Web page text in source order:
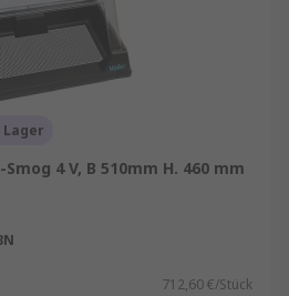
4 V, B 510mm H. 460 mm
712,60 €/Stück